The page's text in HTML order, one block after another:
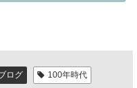
ログ 100年時代